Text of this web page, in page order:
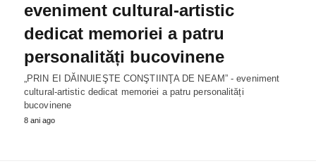
eveniment cultural-artistic
dedicat memoriei a patru
personalități bucovinene
„PRIN EI DĂINUIEŞTE CONŞTIINŢA DE NEAM” - eveniment
cultural-artistic dedicat memoriei a patru personalități
bucovinene
8 ani ago